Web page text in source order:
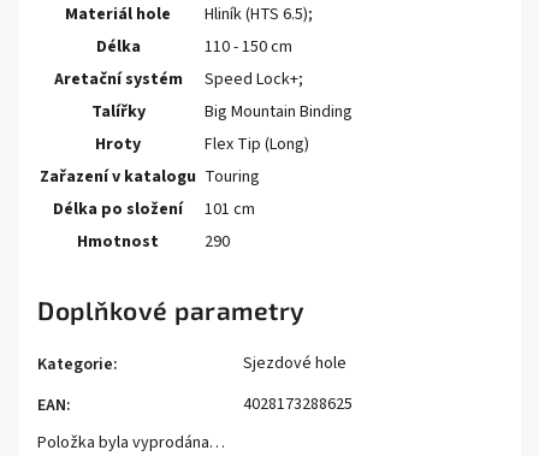
Materiál hole
Hliník (HTS 6.5);
Délka
110 - 150 cm
Aretační systém
Speed Lock+;
Talířky
Big Mountain Binding
Hroty
Flex Tip (Long)
Zařazení v katalogu Touring
Délka po složení
101 cm
Hmotnost
290
Doplňkové parametry
Kategorie:
Sjezdové hole
EAN:
4028173288625
Položka byla vyprodána…